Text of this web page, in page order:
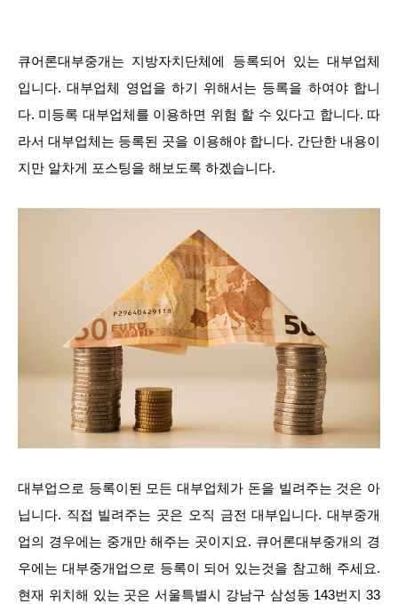
큐어론대부중개는 지방자치단체에 등록되어 있는 대부업체
입니다. 대부업체 영업을 하기 위해서는 등록을 하여야 합니
다. 미등록 대부업체를 이용하면 위험 할 수 있다고 합니다. 따
라서 대부업체는 등록된 곳을 이용해야 합니다. 간단한 내용이
지만 알차게 포스팅을 해보도록 하겠습니다.
대부업으로 등록이된 모든 대부업체가 돈을 빌려주는 것은 아
닙니다. 직접 빌려주는 곳은 오직 금전 대부입니다. 대부중개
업의 경우에는 중개만 해주는 곳이지요. 큐어론대부중개의 경
우에는 대부중개업으로 등록이 되어 있는것을 참고해 주세요.
현재 위치해 있는 곳은 서울특별시 강남구 삼성동 143번지 33